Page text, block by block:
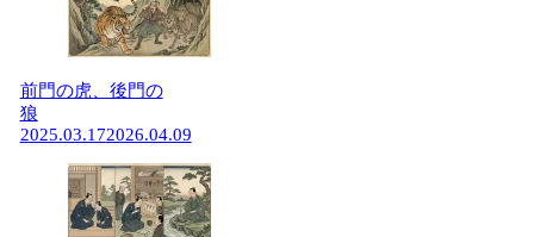
前門の虎、後門の
狼
2025.03.172026.04.09